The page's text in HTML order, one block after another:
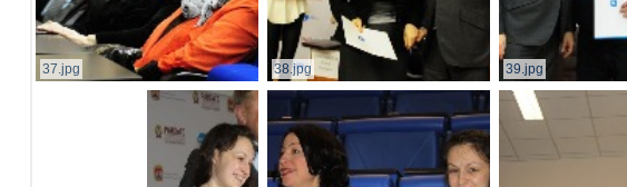
37.jpg 38.jpg 39.jpg